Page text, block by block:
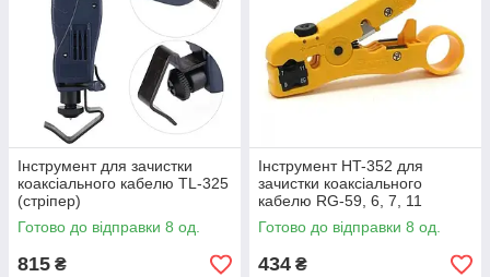
Інструмент для зачистки
коаксіального кабелю TL-325
(стріпер)
Готово до відправки 8 од.
815 ₴
Інструмент HT-352 для
зачистки коаксіального
кабелю RG-59, 6, 7, 11
Готово до відправки 8 од.
434 ₴